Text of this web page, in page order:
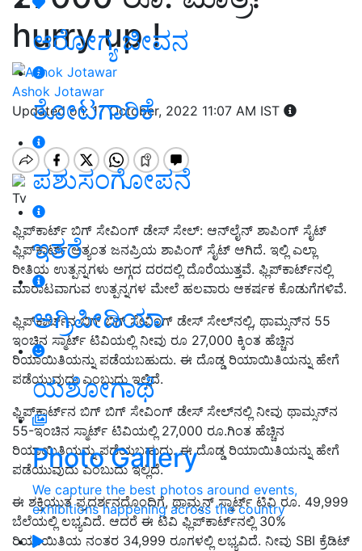
ಆರೋಗ್ಯ ಜೀವನ
ತೋಟಗಾರಿಕೆ
ಪಶುಸಂಗೋಪನೆ
ಇತರೆ
ಅಗ್ರಿಪೀಡಿಯಾ
ಯಶೋಗಾಥೆ
Photo Gallery
We capture the best photos around events,
exhibitions happening across the country
hurry up !
Ashok Jotawar
Updated on: 17 October, 2022 11:07 AM IST
Tv
ಫ್ಲಿಪ್‌ಕಾರ್ಟ್ ಬಿಗ್ ಸೇವಿಂಗ್ ಡೇಸ್ ಸೇಲ್: ಆನ್‌ಲೈನ್ ಶಾಪಿಂಗ್ ಸೈಟ್
ಫ್ಲಿಪ್‌ಕಾರ್ಟ್ ಅತ್ಯಂತ ಜನಪ್ರಿಯ ಶಾಪಿಂಗ್ ಸೈಟ್ ಆಗಿದೆ. ಇಲ್ಲಿ ಎಲ್ಲಾ
ರೀತಿಯ ಉತ್ಪನ್ನಗಳು ಅಗ್ಗದ ದರದಲ್ಲಿ ದೊರೆಯುತ್ತವೆ. ಫ್ಲಿಪ್‌ಕಾರ್ಟ್‌ನಲ್ಲಿ
ಮಾರಾಟವಾಗುವ ಉತ್ಪನ್ನಗಳ ಮೇಲೆ ಹಲವಾರು ಆಕರ್ಷಕ ಕೊಡುಗೆಗಳಿವೆ.
ಫ್ಲಿಪ್‌ಕಾರ್ಟ್‌ನ ಬಿಗ್ ಬಿಗ್ ಸೇವಿಂಗ್ ಡೇಸ್ ಸೇಲ್‌ನಲ್ಲಿ, ಥಾಮ್ಸನ್‌ನ 55
ಇಂಚಿನ ಸ್ಮಾರ್ಟ್ ಟಿವಿಯಲ್ಲಿ ನೀವು ರೂ 27,000 ಕ್ಕಿಂತ ಹೆಚ್ಚಿನ
ರಿಯಾಯಿತಿಯನ್ನು ಪಡೆಯಬಹುದು. ಈ ದೊಡ್ಡ ರಿಯಾಯಿತಿಯನ್ನು ಹೇಗೆ
ಪಡೆಯುವುದು ಎಂಬುದು ಇಲ್ಲಿದೆ.
ಫ್ಲಿಪ್‌ಕಾರ್ಟ್‌ನ ಬಿಗ್ ಬಿಗ್ ಸೇವಿಂಗ್ ಡೇಸ್ ಸೇಲ್‌ನಲ್ಲಿ ನೀವು ಥಾಮ್ಸನ್‌ನ
55-ಇಂಚಿನ ಸ್ಮಾರ್ಟ್ ಟಿವಿಯಲ್ಲಿ 27,000 ರೂ.ಗಿಂತ ಹೆಚ್ಚಿನ
ರಿಯಾಯಿತಿಯನ್ನು ಪಡೆಯಬಹುದು. ಈ ದೊಡ್ಡ ರಿಯಾಯಿತಿಯನ್ನು ಹೇಗೆ
ಪಡೆಯುವುದು ಎಂಬುದು ಇಲ್ಲಿದೆ.
ಈ ಶಕ್ತಿಯುತ ಪ್ರದರ್ಶನದೊಂದಿಗೆ, ಥಾಮ್ಸನ್ ಸ್ಮಾರ್ಟ್ ಟಿವಿ ರೂ. 49,999
ಬೆಲೆಯಲ್ಲಿ ಲಭ್ಯವಿದೆ. ಆದರೆ ಈ ಟಿವಿ ಫ್ಲಿಪ್‌ಕಾರ್ಟ್‌ನಲ್ಲಿ 30%
ರಿಯಾಯಿತಿಯ ನಂತರ 34,999 ರೂಗಳಲ್ಲಿ ಲಭ್ಯವಿದೆ. ನೀವು SBI ಕ್ರೆಡಿಟ್